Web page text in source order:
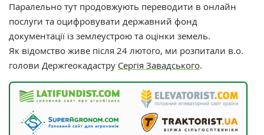
Паралельно тут продовжують переводити в онлайн
послуги та оцифровувати державний фонд
документації із землеустрою та оцінки земель.
Як відомство живе після 24 лютого, ми розпитали в.о.
голови Держгеокадастру Сергія Завадського.